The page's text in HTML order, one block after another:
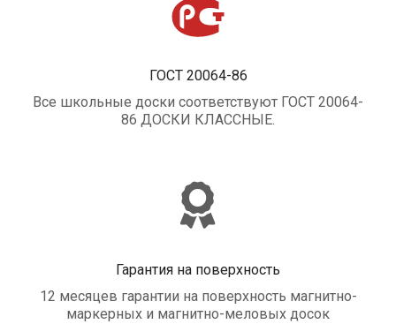
ГОСТ 20064-86
Все школьные доски соответствуют ГОСТ 20064-
86 ДОСКИ КЛАССНЫЕ.
Гарантия на поверхность
12 месяцев гарантии на поверхность магнитно-
маркерных и магнитно-меловых досок